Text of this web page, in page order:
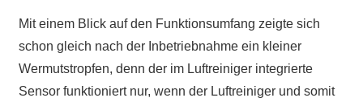
Mit einem Blick auf den Funktionsumfang zeigte sich
schon gleich nach der Inbetriebnahme ein kleiner
Wermutstropfen, denn der im Luftreiniger integrierte
Sensor funktioniert nur, wenn der Luftreiniger und somit